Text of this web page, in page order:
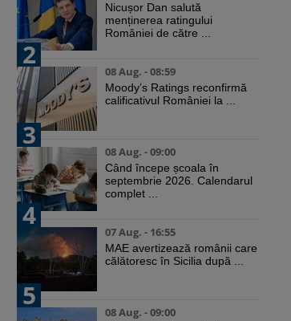
Nicușor Dan salută
menținerea ratingului
României de către ...
2
08 Aug. - 08:59
Moody’s Ratings reconfirmă
calificativul României la ...
3
08 Aug. - 09:00
Când începe școala în
septembrie 2026. Calendarul
complet ...
4
07 Aug. - 16:55
MAE avertizează românii care
călătoresc în Sicilia după ...
5
08 Aug. - 09:00